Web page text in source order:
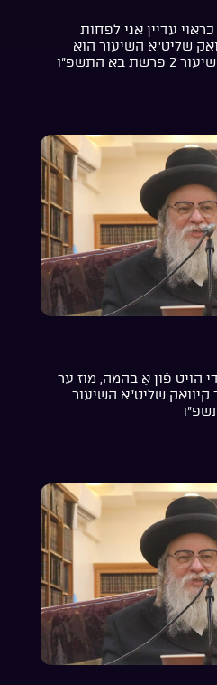
עדיין אני לפחות
שליט”א השיעור הוא
התשפ”ו
הויט פֿון אַ בהמה, מוז ער
קיוואק שליט”א השיעור